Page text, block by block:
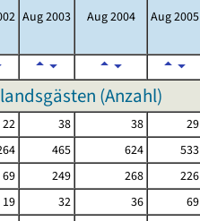
Aug 2003 Aug 2004 Aug 2005
(Anzahl)
22 38 38 29
465 624
533
69 249 268 226
19 32 36 69